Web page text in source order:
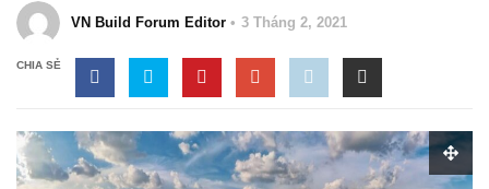
VN Build Forum Editor 3 Tháng 2, 2021
CHIA SẺ